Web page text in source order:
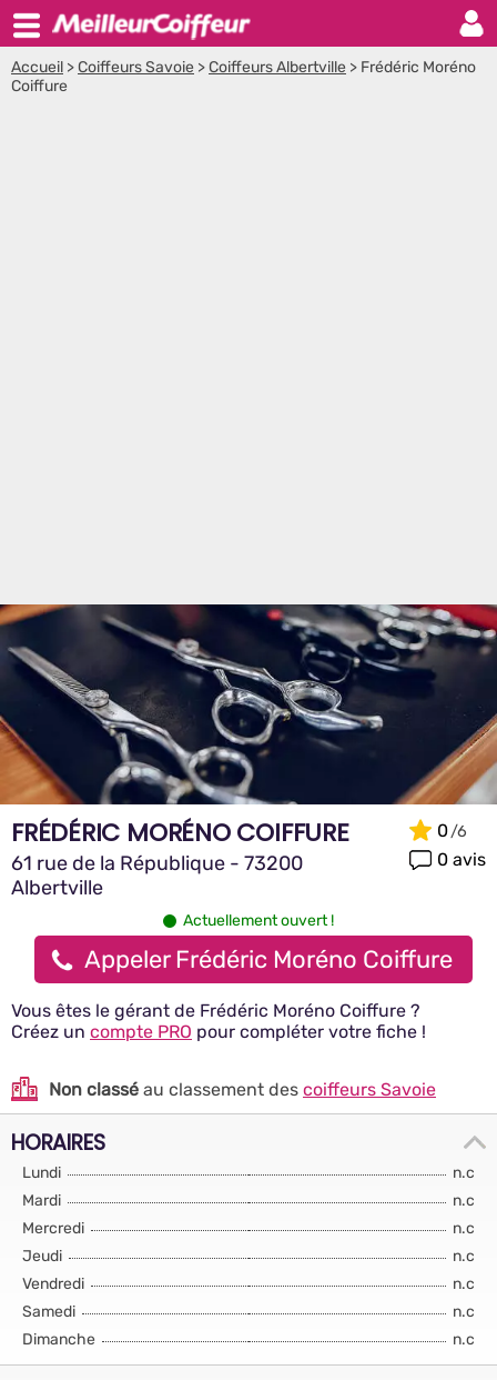
Accueil >Coiffeurs Savoie >Coiffeurs Albertville > Frédéric Moréno
Coiffure
FRÉDÉRIC MORÉNO COIFFURE
61 rue de la République - 73200
Albertville
0
0 avis
Actuellement ouvert !
Appeler Frédéric Moréno Coiffure
Vous êtes le gérant de Frédéric Moréno Coiffure ?
Créez un compte PRO pour compléter votre fiche !
Non classé au classement des coiffeurs Savoie
HORAIRES
Lundi
n.c
Mardi
n.c
Mercredi
n.c
Jeudi
n.c
Vendredi
n.c
Samedi
n.c
Dimanche
n.c